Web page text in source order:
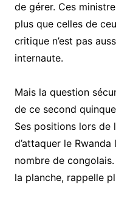
de gérer. Ces
plus que celles de
critique n’est pas
internaute.
Mais la question
de ce second
Ses positions lors de
d’attaquer le
nombre de
la planche, rappelle